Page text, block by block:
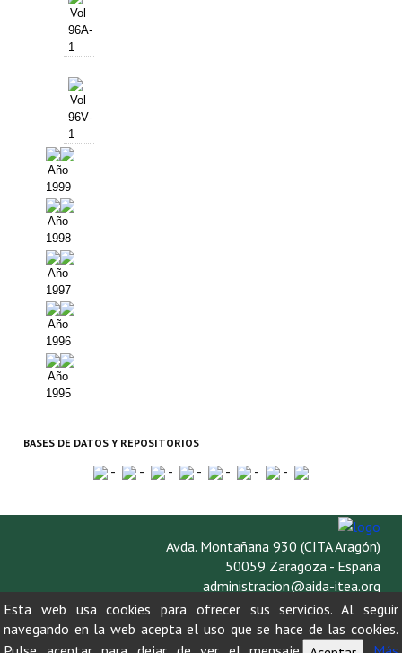
Vol
96A-
1
Vol
96V-
1
Año
1999
Año
1998
Año
1997
Año
1996
Año
1995
BASES DE DATOS Y REPOSITORIOS
- - - - - - -
Avda. Montañana 930 (CITA Aragón)
50059 Zaragoza - España
administracion@aida-itea.org
976 716 305
Esta web usa cookies para ofrecer sus servicios. Al seguir
navegando en la web acepta el uso que se hace de las cookies.